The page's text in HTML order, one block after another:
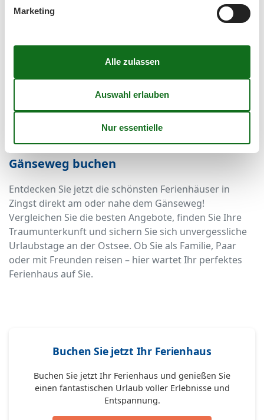
Ein Ferienhaus am Gänseweg ist zu jeder Jahreszeit
eine ausgezeichnete Wahl. Im Sommer genießen Sie
die bunte Natur zu Erkundungstouren, und im Winter
können Sie die Ruhe der leeren Strände und die frische
Seeluft erleben. Viele Ferienhäuser sind mit Kamin
oder Fußbodenheizung ausgestattet und bieten so
auch bei kühleren Temperaturen gemütlichen
Jetzt Ihr Ferienhaus in Zingst am
Gänseweg buchen
Entdecken Sie jetzt die schönsten Ferienhäuser in
Zingst direkt am oder nahe dem Gänseweg!
Vergleichen Sie die besten Angebote, finden Sie Ihre
Traumunterkunft und sichern Sie sich unvergessliche
Urlaubstage an der Ostsee. Ob Sie als Familie, Paar
oder mit Freunden reisen – hier wartet Ihr perfektes
Ferienhaus auf Sie.
Buchen Sie jetzt Ihr Ferienhaus
Buchen Sie jetzt Ihr Ferienhaus und genießen Sie
einen fantastischen Urlaub voller Erlebnisse und
Entspannung.
Marketing